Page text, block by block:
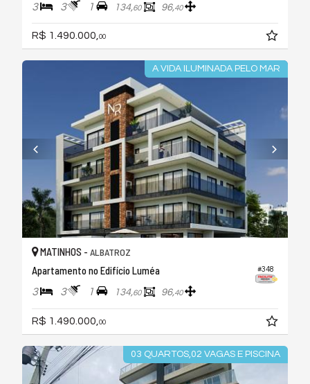
3 3 1 134,60 96,40
R$ 1.490.000,00
A VIDA ILUMINADA PELO MAR
#348
MATINHOS - ALBATROZ
Apartamento no Edifício Luméa
3 3 1 134,60 96,40
R$ 1.490.000, 00
03 QUARTOS,02 VAGAS E PISCINA